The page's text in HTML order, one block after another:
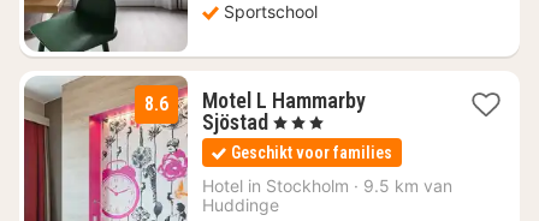
Sportschool
8.6
Motel L Hammarby
Sjöstad 1
nacht
vanaf
€
78,67
, 3 Sterren
Geschikt voor families
Hotel in Stockholm · 9.5 km van
Huddinge